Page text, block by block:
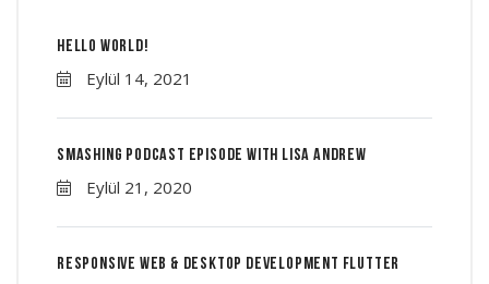
Hello world!
Eylül 14, 2021
Smashing Podcast Episode With Lisa Andrew
Eylül 21, 2020
Responsive Web & Desktop Development Flutter